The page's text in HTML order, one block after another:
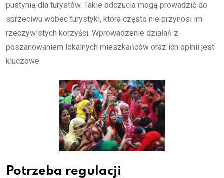
pustynią dla turystów. Takie odczucia mogą prowadzić do
sprzeciwu wobec turystyki, która często nie przynosi im
rzeczywistych korzyści. Wprowadzenie działań z
poszanowaniem lokalnych mieszkańców oraz ich opinii jest
kluczowe
Potrzeba regulacji